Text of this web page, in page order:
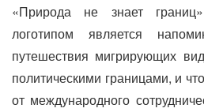
«Природа не знает
логотипом является
путешествия мигрирующих
политическими границами, и
от международного